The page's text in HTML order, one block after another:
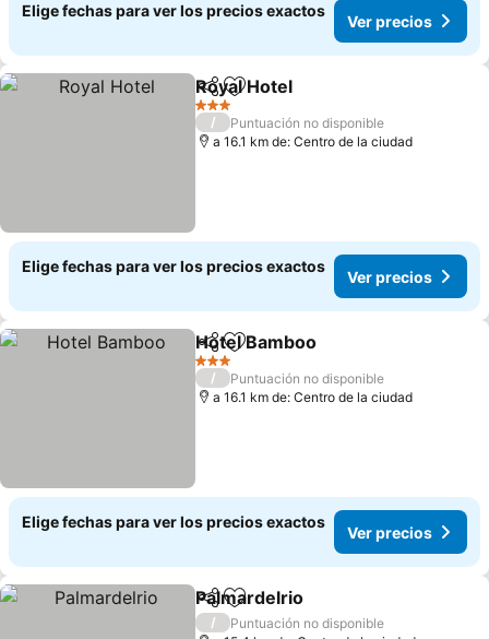
Elige fechas para ver los precios exactos
Ver precios
CompartirAgregar a favoritos
Royal Hotel
3 Estrellas
/
Puntuación no disponible
a 16.1 km de: Centro de la ciudad
Elige fechas para ver los precios exactos
Ver precios
CompartirAgregar a favoritos
Hotel Bamboo
3 Estrellas
/
Puntuación no disponible
a 16.1 km de: Centro de la ciudad
Elige fechas para ver los precios exactos
Ver precios
CompartirAgregar a favoritos
Palmardelrio
/
Puntuación no disponible